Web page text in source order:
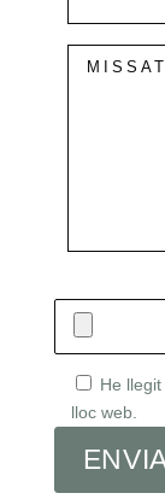
He
lloc web.